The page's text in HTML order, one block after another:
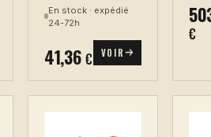
En stock · expédié
24-72h
41,36€ VOIR
€